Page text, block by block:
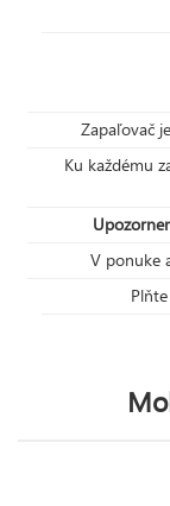
Zapaľovač
Ku každému
V ponuke